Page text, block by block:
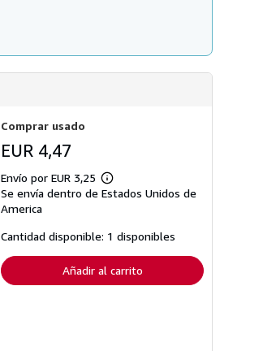
Comprar usado
EUR 4,47
Envío por EUR 3,25
Más
información
tarifas
de
envío
Se envía dentro de Estados Unidos de
America
Cantidad disponible: 1 disponibles
Añadir al carrito